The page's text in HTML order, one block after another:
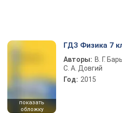
показать
обложку
ГДЗ Физика 7
Авторы: В. Г.
С. А. Довгий
Год: 2015